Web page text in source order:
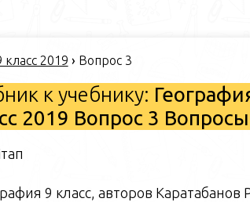
класс 2019 › Вопрос 3
к учебнику:
2019 Вопрос 3 Вопросы
9 класс, авторов Каратабанов